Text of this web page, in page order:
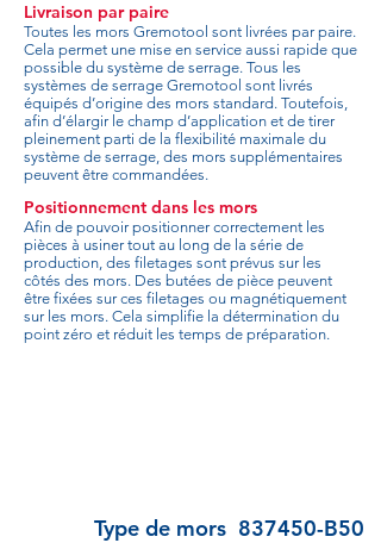
Livraison par paire
Toutes les mors Gremotool sont livrées par paire.
Cela permet une mise en service aussi rapide que
possible du système de serrage. Tous les
systèmes de serrage Gremotool sont livrés
équipés d’origine des mors standard. Toutefois,
afin d’élargir le champ d’application et de tirer
pleinement parti de la flexibilité maximale du
système de serrage, des mors supplémentaires
peuvent être commandées.
Positionnement dans les mors
Afin de pouvoir positionner correctement les
pièces à usiner tout au long de la série de
production, des filetages sont prévus sur les
côtés des mors. Des butées de pièce peuvent
être fixées sur ces filetages ou magnétiquement
sur les mors. Cela simplifie la détermination du
point zéro et réduit les temps de préparation.
Type de mors 837450-B50